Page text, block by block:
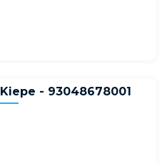
Kiepe - 93048678001